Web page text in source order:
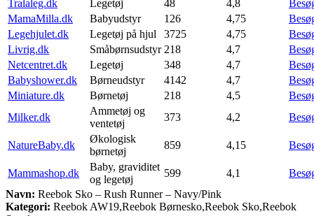
Tralaleg.dk
Legetøj 48 4,8
MamaMilla.dk
Babyudstyr 126 4,75
Legehjulet.dk
Legetøj på hjul 3725 4,75
Livrig.dk
Småbørnsudstyr 218 4,7
Netcentret.dk
Legetøj 348 4,7
Babyshower.dk
Børneudstyr 4142 4,7
Miniature.dk
Børnetøj 218 4,5
Milker.dk
Ammetøj og
ventetøj
373 4,2
NatureBaby.dk
Økologisk
børnetøj
859 4,15
Mammashop.dk
Baby, graviditet
og legetøj
599 4,1
Navn: Reebok Sko – Rush Runner – Navy/Pink
Kategori: Reebok AW19,Reebok Børnesko,Reebok Sko,Reebok